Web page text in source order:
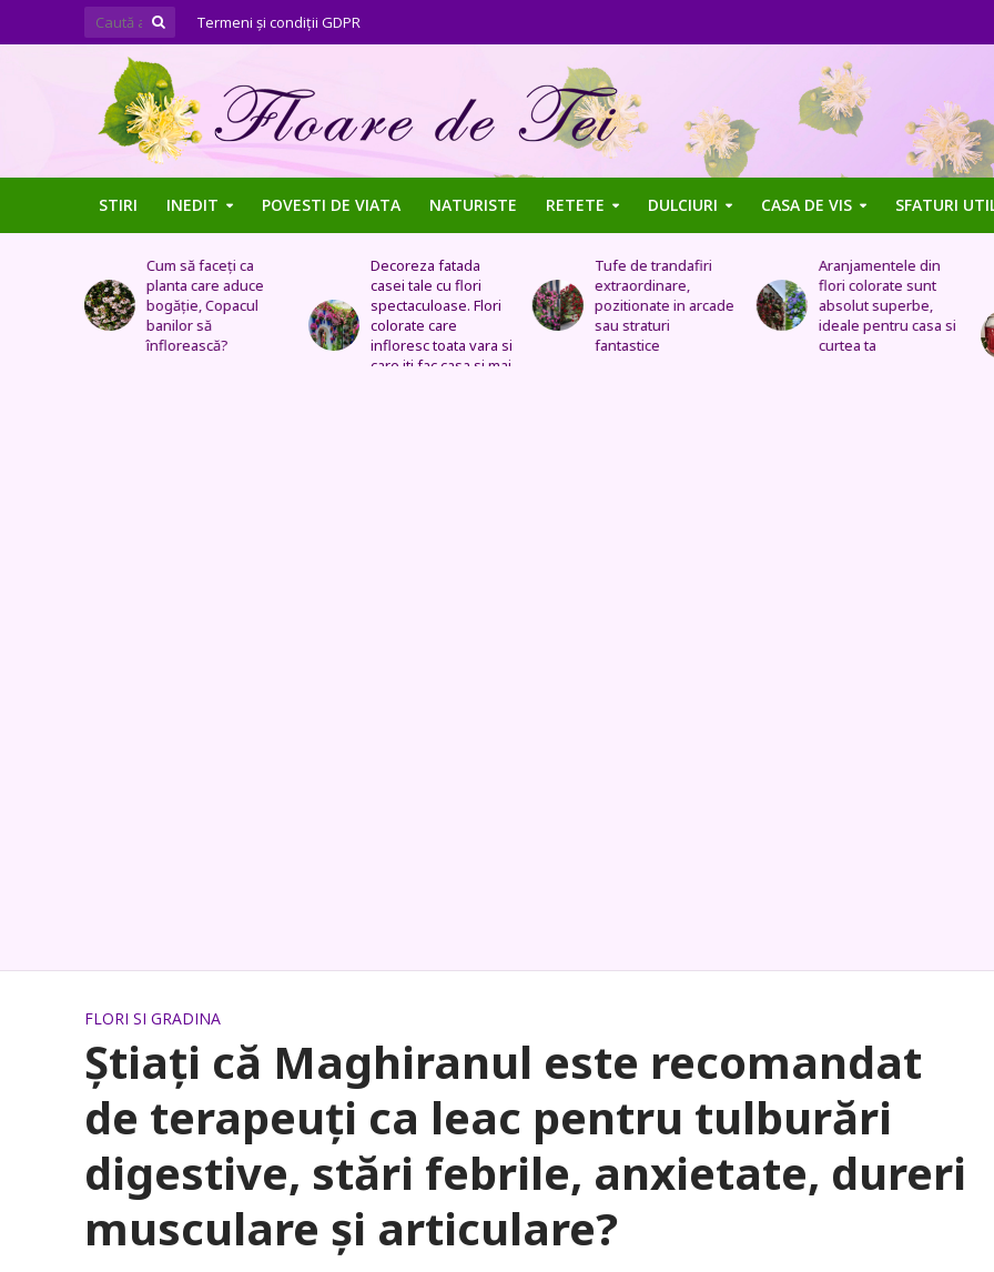
Termeni şi condiţii GDPR
STIRI INEDIT POVESTI DE VIATA NATURISTE RETETE DULCIURI CASA DE VIS SFATURI
Decoreza fatada
casei tale cu flori
spectaculoase. Flori
colorate care
infloresc toata vara si
Tufe de trandafiri
extraordinare,
pozitionate in arcade
sau straturi
fantastice
Aranjamentele din
flori colorate sunt
absolut superbe,
ideale pentru casa si
curtea ta
Uleiul de trandafir
tratează stomacul,
bolile organelor
genitale feminine,
insomnia, durerile de
FLORI SI GRADINA
Știați că Maghiranul este recomandat
de terapeuţi ca leac pentru tulburări
digestive, stări febrile, anxietate, dureri
musculare și articulare?